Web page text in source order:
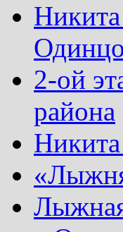
2-ой
района